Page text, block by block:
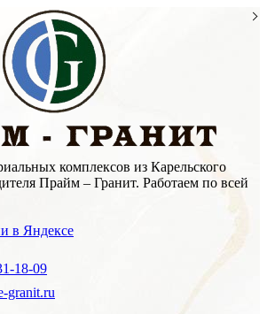
комплексов из Карельского
Прайм – Гранит. Работаем по всей
в Яндексе
18-09
granit.ru